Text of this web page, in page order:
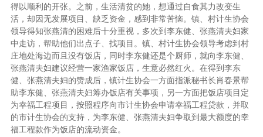
得以顺利的开张。之前，生活清贫的她，想通过自食其力改变生
活，却因无发展项目、缺乏资金，感到非常苦恼。镇、村计生协会
领导得知张燕清的困难后十分重视，多次到李东健、张燕清夫妇家
中走访，帮助他们出点子、找项目。镇、村计生协会领导考虑到村
庄地处海边而且没有饭店，同时李东健还是个厨师，就向李东健、
张燕清夫妇建议经营一家渔家饭店，生意必然红火。在得到李东
健、张燕清夫妇的赞成后，镇计生协会一方面指派秘书长肖春景帮
助李东健、张燕清夫妇筹办饭店有关事项，另一方面把饭店项目定
为幸福工程项目，按照程序向市计生协会申请幸福工程贷款，并取
的市计生协会的支持，为李东健、张燕清夫妇争取到最大额度的幸
福工程款作为饭店的流动资金。